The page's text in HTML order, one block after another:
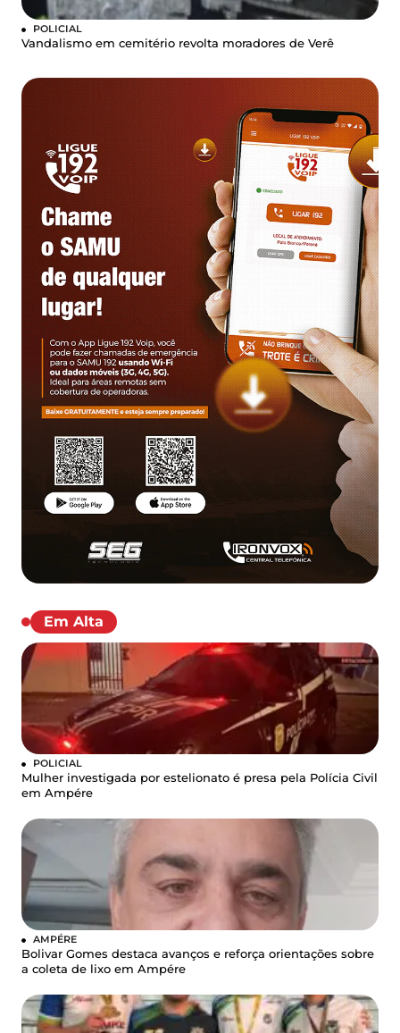
POLICIAL
Vandalismo em cemitério revolta moradores de Verê
Em Alta
POLICIAL
Mulher investigada por estelionato é presa pela Polícia Civil
em Ampére
AMPÉRE
Bolivar Gomes destaca avanços e reforça orientações sobre
a coleta de lixo em Ampére